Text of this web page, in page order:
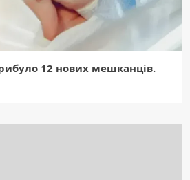
12 нових мешканців.